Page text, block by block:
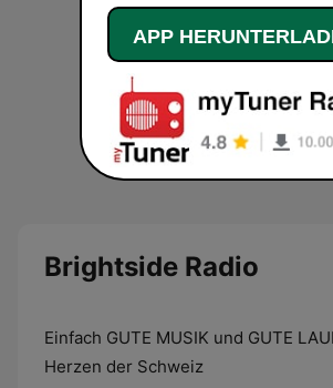
Brightside Radio
Einfach GUTE MUSIK und GUTE
Herzen der Schweiz
APP